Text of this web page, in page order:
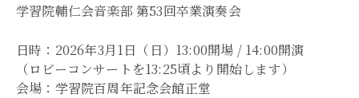
学習院輔仁会音楽部 第53回卒業演奏会
日時：2026年3月1日（日）13:00開場 / 14:00開演
（ロビーコンサートを13:25頃より開始します）
会場：学習院百周年記念会館正堂